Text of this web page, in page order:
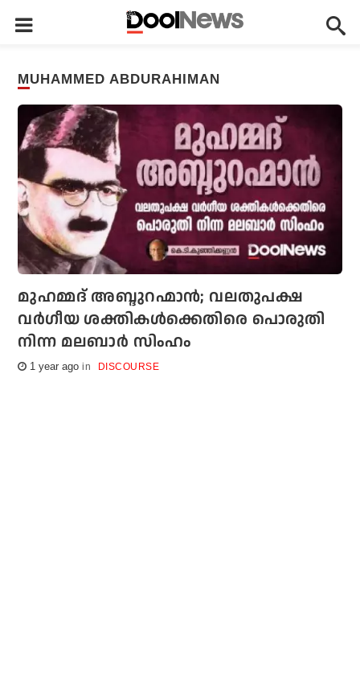
MUHAMMED ABDURAHIMAN
മുഹമ്മദ് അബ്ദുറഹ്മാന്‍; വലതുപക്ഷ
വര്‍ഗീയ ശക്തികള്‍ക്കെതിരെ പൊരുതി
നിന്ന മലബാര്‍ സിംഹം
1 year ago DISCOURSE